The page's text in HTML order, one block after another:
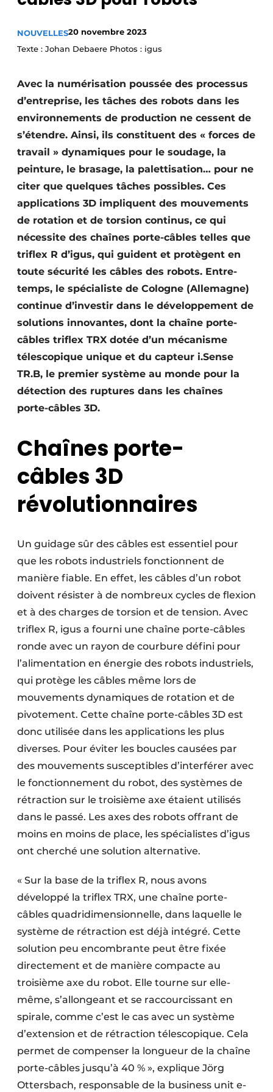
Video’s
NOUVELLES20 novembre 2023
Texte : Johan Debaere Photos : igus
Avec la numérisation poussée des processus
d’entreprise, les tâches des robots dans les
environnements de production ne cessent de
s’étendre. Ainsi, ils constituent des « forces de
travail » dynamiques pour le soudage, la
peinture, le brasage, la palettisation… pour ne
citer que quelques tâches possibles. Ces
applications 3D impliquent des mouvements
de rotation et de torsion continus, ce qui
nécessite des chaînes porte-câbles telles que
triflex R d’igus, qui guident et protègent en
toute sécurité les câbles des robots. Entre-
temps, le spécialiste de Cologne (Allemagne)
continue d’investir dans le développement de
solutions innovantes, dont la chaîne porte-
câbles triflex TRX dotée d’un mécanisme
télescopique unique et du capteur i.Sense
TR.B, le premier système au monde pour la
détection des ruptures dans les chaînes
porte-câbles 3D.
Chaînes porte-
câbles 3D
révolutionnaires
Un guidage sûr des câbles est essentiel pour
que les robots industriels fonctionnent de
manière fiable. En effet, les câbles d’un robot
doivent résister à de nombreux cycles de flexion
et à des charges de torsion et de tension. Avec
triflex R, igus a fourni une chaîne porte-câbles
ronde avec un rayon de courbure défini pour
l’alimentation en énergie des robots industriels,
qui protège les câbles même lors de
mouvements dynamiques de rotation et de
pivotement. Cette chaîne porte-câbles 3D est
donc utilisée dans les applications les plus
diverses. Pour éviter les boucles causées par
des mouvements susceptibles d’interférer avec
le fonctionnement du robot, des systèmes de
rétraction sur le troisième axe étaient utilisés
dans le passé. Les axes des robots offrant de
moins en moins de place, les spécialistes d’igus
ont cherché une solution alternative.
« Sur la base de la triflex R, nous avons
développé la triflex TRX, une chaîne porte-
câbles quadridimensionnelle, dans laquelle le
système de rétraction est déjà intégré. Cette
solution peu encombrante peut être fixée
directement et de manière compacte au
troisième axe du robot. Elle tourne sur elle-
même, s’allongeant et se raccourcissant en
spirale, comme c’est le cas avec un système
d’extension et de rétraction télescopique. Cela
permet de compenser la longueur de la chaîne
porte-câbles jusqu’à 40 % », explique Jörg
Ottersbach, responsable de la business unit e-